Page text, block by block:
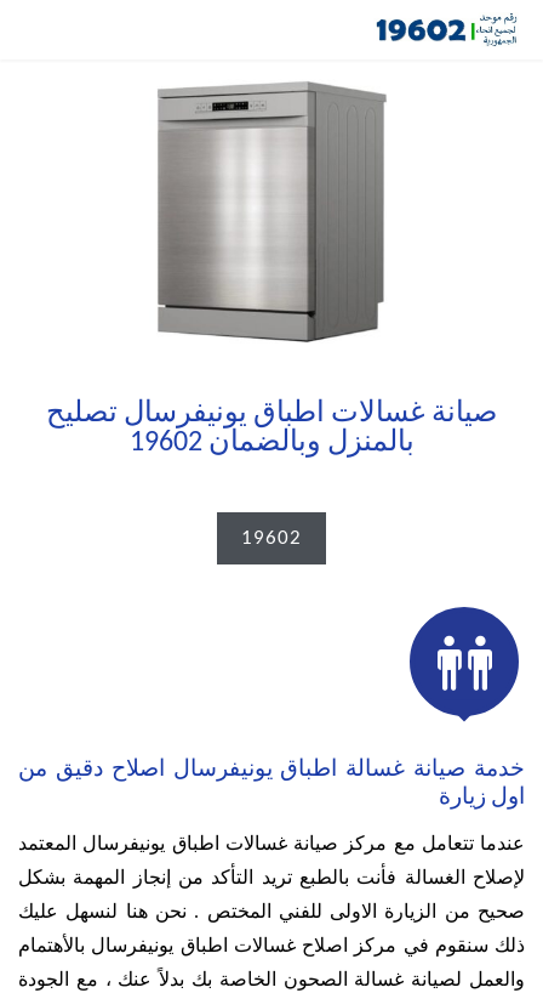
صيانة غسالات اطباق يونيفرسال تصليح
بالمنزل وبالضمان 19602
19602

خدمة صيانة غسالة اطباق يونيفرسال اصلاح دقيق من
اول زيارة
عندما تتعامل مع مركز صيانة غسالات اطباق يونيفرسال المعتمد
لإصلاح الغسالة فأنت بالطبع تريد التأكد من إنجاز المهمة بشكل
صحيح من الزيارة الاولى للفني المختص . نحن هنا لنسهل عليك
ذلك سنقوم في مركز اصلاح غسالات اطباق يونيفرسال بالأهتمام
والعمل لصيانة غسالة الصحون الخاصة بك بدلاً عنك ، مع الجودة